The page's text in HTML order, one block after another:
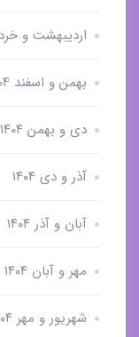
اردیبهشت و خرداد
بهمن و اسفند ۱۴۰۴
دی و بهمن ۱۴۰۴
آذر و دی ۱۴۰۴
آبان و آذر ۱۴۰۴
مهر و آبان ۱۴۰۴
شهریور و مهر ۱۴۰۴